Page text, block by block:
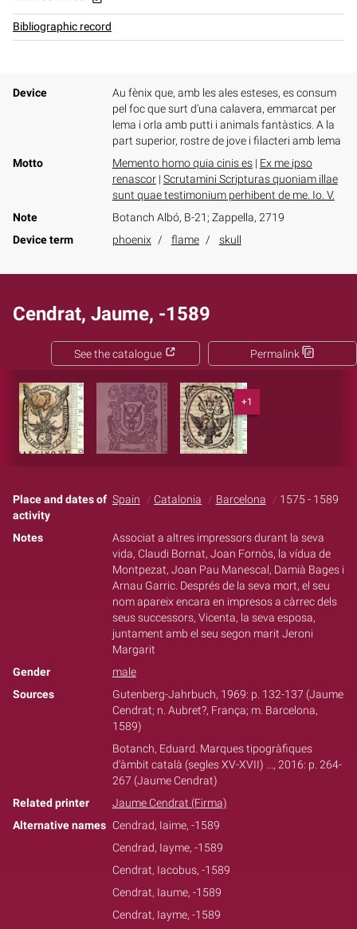
Bibliographic record
Device
Au fènix que, amb les ales esteses, es consum
pel foc que surt d'una calavera, emmarcat per
lema i orla amb putti i animals fantàstics. A la
part superior, rostre de jove i filacteri amb lema
Motto
Memento homo quia cinis es| Ex me ipso
renascor| Scrutamini Scripturas quoniam illae
sunt quae testimonium perhibent de me. Io. V.
Note
Botanch Albó, B-21; Zappella, 2719
Device term
phoenix flame skull
Cendrat, Jaume, -1589
Permalink
See the catalogue
+1
Place and dates of
activity
Spain Catalonia Barcelona 1575 - 1589
Notes
Associat a altres impressors durant la seva
vida, Claudi Bornat, Joan Fornòs, la vídua de
Montpezat, Joan Pau Manescal, Damià Bages i
Arnau Garric. Després de la seva mort, el seu
nom apareix encara en impresos a càrrec dels
seus successors, Vicenta, la seva esposa,
juntament amb el seu segon marit Jeroni
Margarit
Gender
male
Sources
Gutenberg-Jahrbuch, 1969: p. 132-137 (Jaume
Cendrat; n. Aubret?, França; m. Barcelona,
1589)
Botanch, Eduard. Marques tipogràfiques
d'àmbit català (segles XV-XVII) ..., 2016: p. 264-
267 (Jaume Cendrat)
Related printer
Jaume Cendrat (Firma)
Alternative names Cendrad, Iaime, -1589
Cendrad, Iayme, -1589
Cendrat, Iacobus, -1589
Cendrat, Iaume, -1589
Cendrat, Iayme, -1589